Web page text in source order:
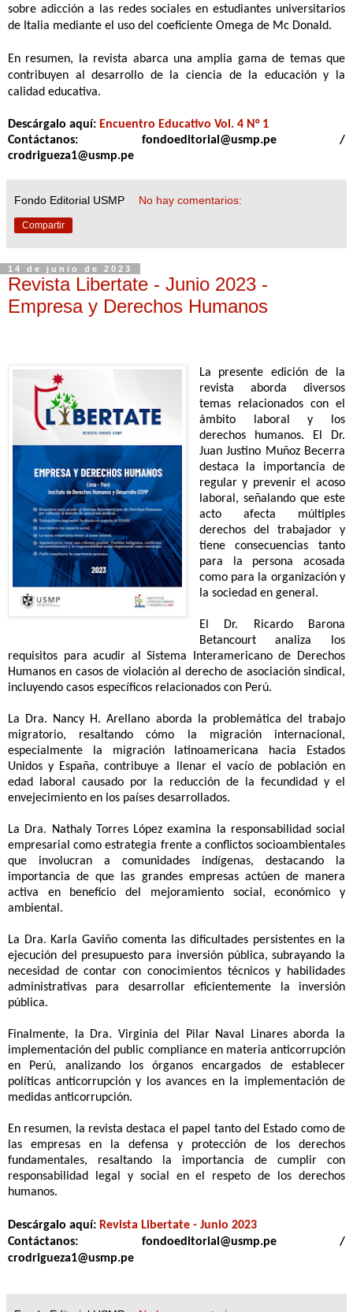
sobre adicción a las redes sociales en estudiantes universitarios
de Italia mediante el uso del coeficiente Omega de Mc Donald.
En resumen, la revista abarca una amplia gama de temas que
contribuyen al desarrollo de la ciencia de la educación y la
calidad educativa.
Descárgalo aquí: Encuentro Educativo Vol. 4 N° 1
Contáctanos: fondoeditorial@usmp.pe /
crodrigueza1@usmp.pe
Fondo Editorial USMP No hay comentarios:
Compartir
14 de junio de 2023
Revista Libertate - Junio 2023 -
Empresa y Derechos Humanos
La presente edición de la
revista aborda diversos
temas relacionados con el
ámbito laboral y los
derechos humanos. El Dr.
Juan Justino Muñoz Becerra
destaca la importancia de
regular y prevenir el acoso
laboral, señalando que este
acto afecta múltiples
derechos del trabajador y
tiene consecuencias tanto
para la persona acosada
como para la organización y
la sociedad en general.
El Dr. Ricardo Barona
Betancourt analiza los
requisitos para acudir al Sistema Interamericano de Derechos
Humanos en casos de violación al derecho de asociación sindical,
incluyendo casos específicos relacionados con Perú.
La Dra. Nancy H. Arellano aborda la problemática del trabajo
migratorio, resaltando cómo la migración internacional,
especialmente la migración latinoamericana hacia Estados
Unidos y España, contribuye a llenar el vacío de población en
edad laboral causado por la reducción de la fecundidad y el
envejecimiento en los países desarrollados.
La Dra. Nathaly Torres López examina la responsabilidad social
empresarial como estrategia frente a conflictos socioambientales
que involucran a comunidades indígenas, destacando la
importancia de que las grandes empresas actúen de manera
activa en beneficio del mejoramiento social, económico y
ambiental.
La Dra. Karla Gaviño comenta las dificultades persistentes en la
ejecución del presupuesto para inversión pública, subrayando la
necesidad de contar con conocimientos técnicos y habilidades
administrativas para desarrollar eficientemente la inversión
pública.
Finalmente, la Dra. Virginia del Pilar Naval Linares aborda la
implementación del public compliance en materia anticorrupción
en Perú, analizando los órganos encargados de establecer
políticas anticorrupción y los avances en la implementación de
medidas anticorrupción.
En resumen, la revista destaca el papel tanto del Estado como de
las empresas en la defensa y protección de los derechos
fundamentales, resaltando la importancia de cumplir con
responsabilidad legal y social en el respeto de los derechos
humanos.
Descárgalo aquí: Revista Libertate - Junio 2023
Contáctanos: fondoeditorial@usmp.pe /
crodrigueza1@usmp.pe